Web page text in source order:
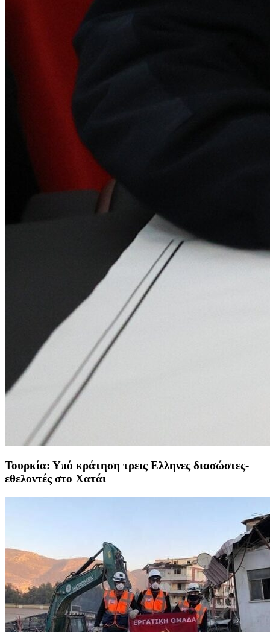
Τουρκία: Υπό κράτηση τρεις Ελληνες διασώστες-
εθελοντές στο Χατάι